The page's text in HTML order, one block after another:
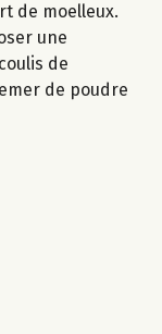
de moelleux.
une
de
de poudre